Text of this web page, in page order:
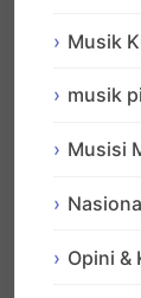
Musik
musik
Musisi
Opini &